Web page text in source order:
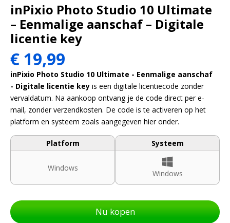
inPixio Photo Studio 10 Ultimate
– Eenmalige aanschaf – Digitale
licentie key
Oorspronkelijke
prijs
was:
€ 20,00.
€ 19,99
prijs
is:
€ 19,99.
inPixio Photo Studio 10 Ultimate - Eenmalige aanschaf
- Digitale licentie key is een digitale licentiecode zonder
vervaldatum. Na aankoop ontvang je de code direct per e-
mail, zonder verzendkosten. De code is te activeren op het
platform en systeem zoals aangegeven hier onder.
Platform
Windows
Systeem
Windows
Nu kopen